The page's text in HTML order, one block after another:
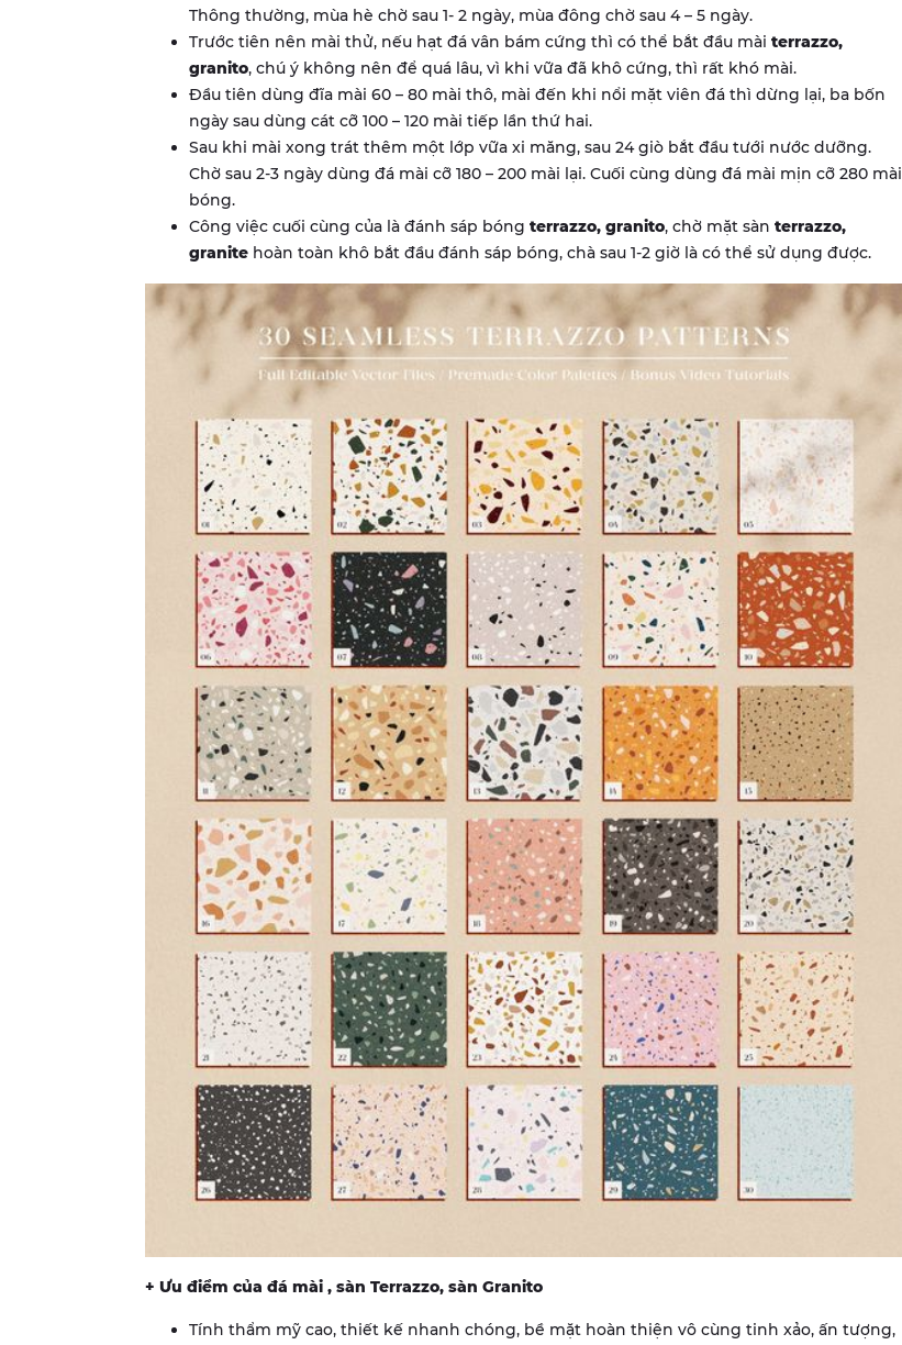
Thông thường, mùa hè chờ sau 1- 2 ngày, mùa đông chờ sau 4 – 5 ngày.
Trước tiên nên mài thử, nếu hạt đá vân bám cứng thì có thể bắt đầu mài terrazzo,
granito, chú ý không nên để quá lâu, vì khi vữa đã khô cứng, thì rất khó mài.
Đầu tiên dùng đĩa mài 60 – 80 mài thô, mài đến khi nổi mặt viên đá thì dừng lại, ba bốn
ngày sau dùng cát cỡ 100 – 120 mài tiếp lần thứ hai.
Sau khi mài xong trát thêm một lớp vữa xi măng, sau 24 giò bắt đầu tưới nước dưỡng.
Chờ sau 2-3 ngày dùng đá mài cỡ 180 – 200 mài lại. Cuối cùng dùng đá mài mịn cỡ 280 mài
bóng.
Công việc cuối cùng của là đánh sáp bóng terrazzo, granito, chờ mặt sàn terrazzo,
granite hoàn toàn khô bắt đầu đánh sáp bóng, chà sau 1-2 giờ là có thể sử dụng được.
+ Ưu điểm của đá mài , sàn Terrazzo, sàn Granito
Tính thẩm mỹ cao, thiết kế nhanh chóng, bề mặt hoàn thiện vô cùng tinh xảo, ấn tượng,